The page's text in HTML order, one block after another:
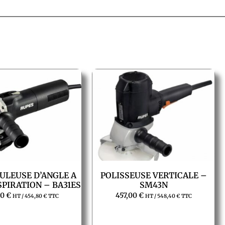
D’ANGLE A
– BA31ES
€ HT /454,80€TTC
POLISSEUSE VERTICALE –
SM43N
457,00€ HT /548,40€TTC